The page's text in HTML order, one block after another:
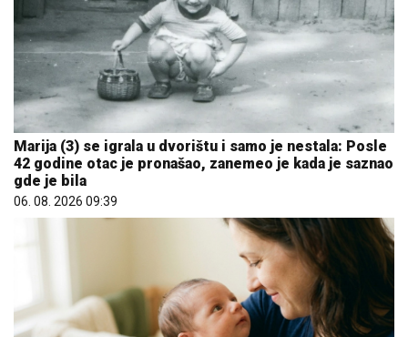
Marija (3) se igrala u dvorištu i samo je nestala: Posle
42 godine otac je pronašao, zanemeo je kada je saznao
gde je bila
06. 08. 2026 09:39